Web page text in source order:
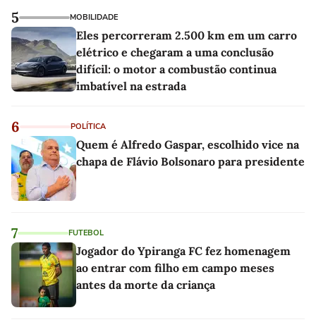
5 MOBILIDADE
Eles percorreram 2.500 km em um carro
elétrico e chegaram a uma conclusão
difícil: o motor a combustão continua
imbatível na estrada
6 POLÍTICA
Quem é Alfredo Gaspar, escolhido vice na
chapa de Flávio Bolsonaro para presidente
7 FUTEBOL
Jogador do Ypiranga FC fez homenagem
ao entrar com filho em campo meses
antes da morte da criança